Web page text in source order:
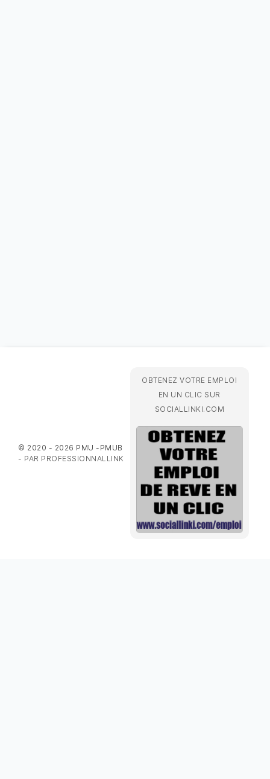
© 2020 - 2026 PMU -PMUB
- PAR PROFESSIONNALLINK
OBTENEZ VOTRE EMPLOI
EN UN CLIC SUR
SOCIALLINKI.COM